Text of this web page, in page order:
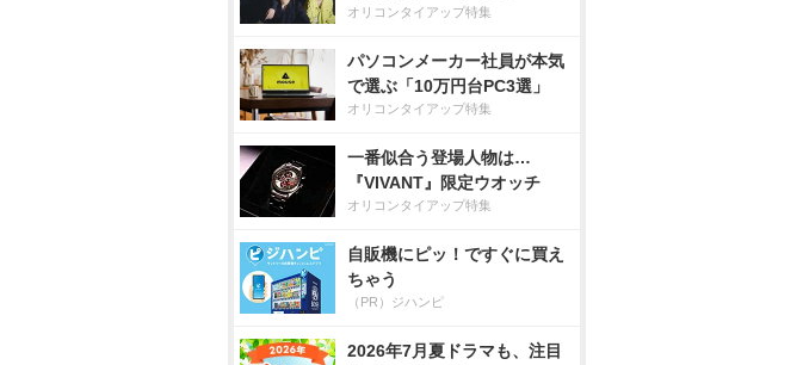
オリコンタイアップ特集
パソコンメーカー社員が本気
で選ぶ「10万円台PC3選」
オリコンタイアップ特集
一番似合う登場人物は…
『VIVANT』限定ウオッチ
オリコンタイアップ特集
自販機にピッ！ですぐに買え
ちゃう
（PR）ジハンピ
2026年7月夏ドラマも、注目